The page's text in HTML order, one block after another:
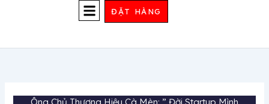
dung
ĐẶT HÀNG